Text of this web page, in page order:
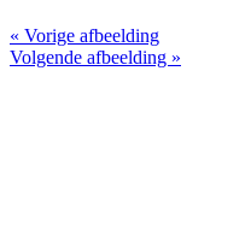
« Vorige afbeelding
Volgende afbeelding »